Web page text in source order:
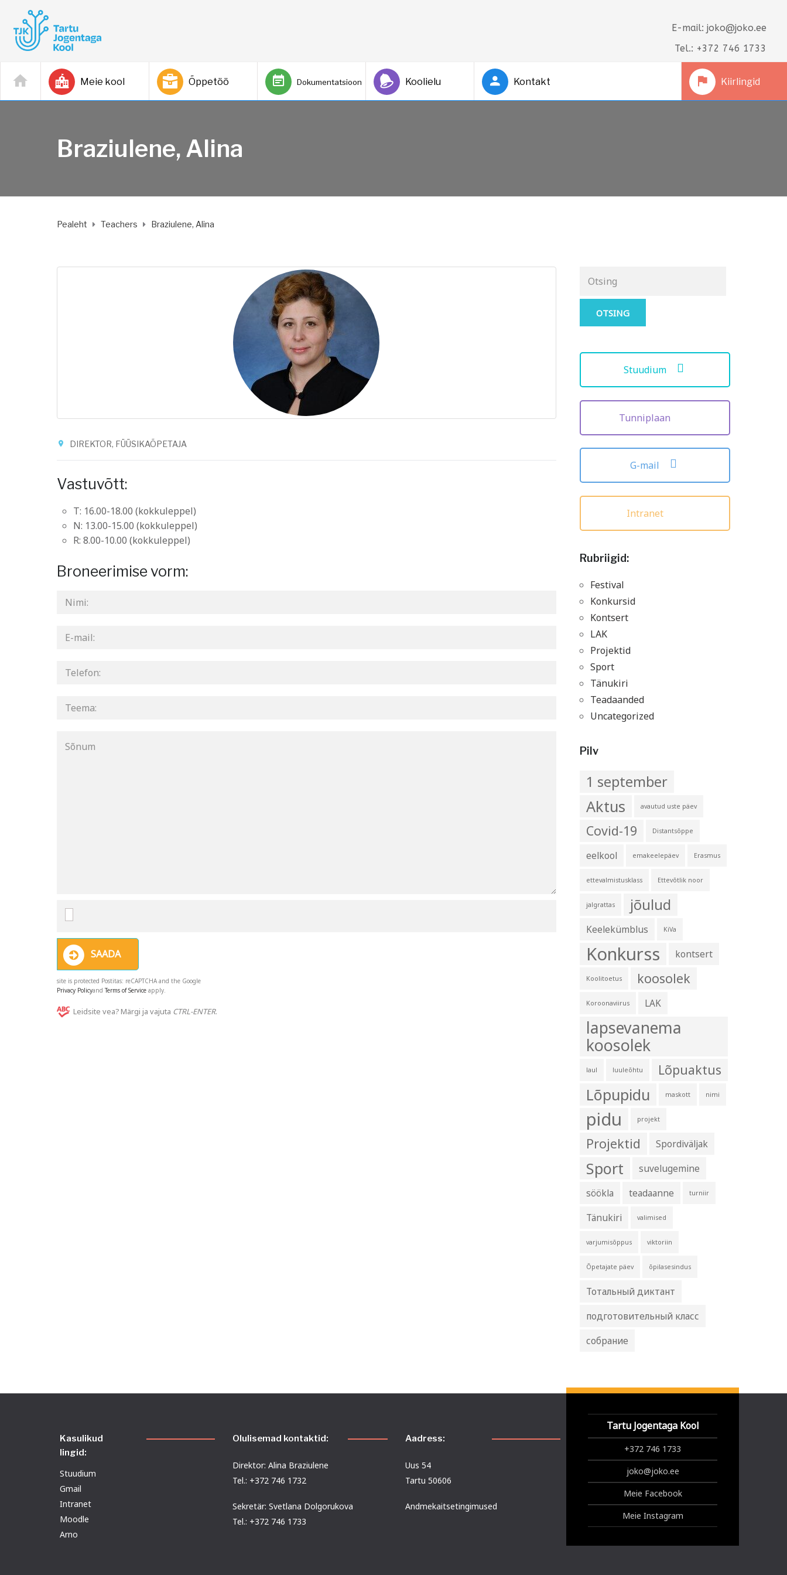
E-mail: joko@joko.ee
Tel.: +372 746 1733
Meie kool Õppetöö Dokumentatsioon Koolielu Kontakt Kiirlingid
Braziulene, Alina
Pealeht Teachers Braziulene, Alina
DIREKTOR, FÜÜSIKAÕPETAJA
Vastuvõtt:
T: 16.00-18.00 (kokkuleppel)
N: 13.00-15.00 (kokkuleppel)
R: 8.00-10.00 (kokkuleppel)
Broneerimise vorm:
SAADA
site is protected Postitas: reCAPTCHA and the Google
Privacy PolicyandTerms of Service apply.
Leidsite vea? Märgi ja vajuta CTRL-ENTER.
for:
Stuudium
Tunniplaan
G-mail
Intranet
Rubriigid:
Festival
Konkursid
Kontsert
LAK
Projektid
Sport
Tänukiri
Teadaanded
Uncategorized
Pilv
1 september
Aktus avautud uste päev
Covid-19 Distantsõppe
eelkool emakeelepäev Erasmus
ettevalmistusklass Ettevõtlik noor
jalgrattas jõulud
Keelekümblus KiVa
Konkurss kontsert
Koolitoetus koosolek
Koroonaviirus LAK
lapsevanema
koosolek
laul luuleõhtu Lõpuaktus
Lõpupidu maskott nimi
pidu projekt
Projektid Spordiväljak
Sport
suvelugemine
söökla
teadaanne turniir
Tänukiri valimised
varjumisõppus viktoriin
Õpetajate päev õpilasesindus
Тотальный диктант
подготовительный класс
собрание
Kasulikud
lingid:
Stuudium
Gmail
Intranet
Moodle
Arno
Olulisemad kontaktid:
Direktor: Alina Braziulene
Tel.: +372 746 1732
Sekretär: Svetlana Dolgorukova
Tel.: +372 746 1733
Aadress:
Uus 54
Tartu 50606
Andmekaitsetingimused
Tartu Jogentaga Kool
+372 746 1733
joko@joko.ee
Meie Facebook
Meie Instagram